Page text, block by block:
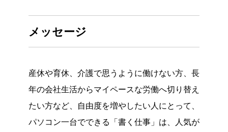
メッセージ
産休や育休、介護で思うように働けない方、長
年の会社生活からマイペースな労働へ切り替え
たい方など、自由度を増やしたい人にとって、
パソコン一台でできる「書く仕事」は、人気が